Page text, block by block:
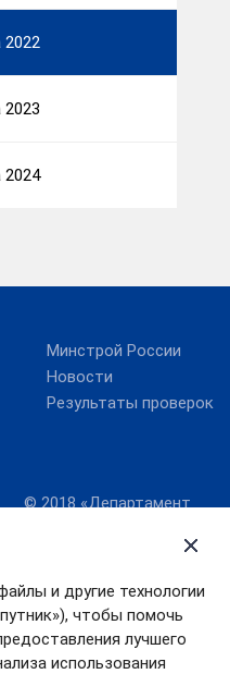
и другие технологии
чтобы помочь
лучшего
использования
2022
2023
2024
Минстрой России
Новости
Результаты проверок
© 2018 «Департамент
области» официальный